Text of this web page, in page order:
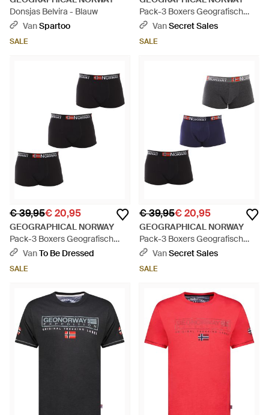
Donsjas Belvira - Blauw
VanSpartoo
SALE
Pack-3 Boxers Geografisch
Noorwegen - Wit
VanSecret Sales
SALE
€ 39,95€ 20,95
GEOGRAPHICAL NORWAY
Pack-3 Boxers Geografisch
Noorwegen - Zwart
VanTo Be Dressed
SALE
€ 39,95€ 20,95
GEOGRAPHICAL NORWAY
Pack-3 Boxers Geografisch
Noorwegen - Blauw
VanSecret Sales
SALE